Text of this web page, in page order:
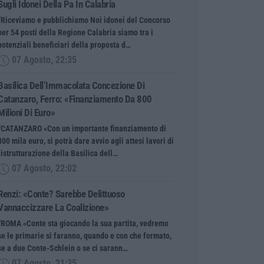
Idonei Della Pa In Calabria
e pubblichiamo Noi idonei del Concorso
54 posti della Regione Calabria siamo tra i
beneficiari della proposta d…
07 Agosto, 22:35
Dell’Immacolata Concezione Di
Ferro: «finanziamento Da 800
Di Euro»
«Con un importante finanziamento di
mila euro, si potrà dare avvio agli attesi lavori di
della Basilica dell…
07 Agosto, 22:02
«Conte? Sarebbe Delittuoso
La Coalizione»
«Conte sta giocando la sua partita, vedremo
le primarie si faranno, quando e con che formato,
a due Conte-Schlein o se ci sarann…